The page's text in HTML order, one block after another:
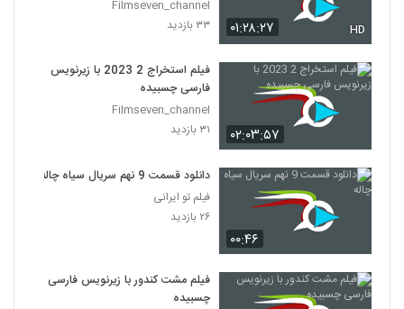
۰۱:۲۸:۲۷ HD
Filmseven_channel
۳۳ بازدید
۰۲:۰۳:۵۷
فیلم استخراج 2 2023 با زیرنویس
فارسی چسبیده
Filmseven_channel
۳۱ بازدید
۰۰:۴۶
دانلود قسمت 9 نهم سریال سیاه چاله
فیلم تو ایرانی
۲۶ بازدید
فیلم مشت کندور با زیرنویس فارسی
چسبیده